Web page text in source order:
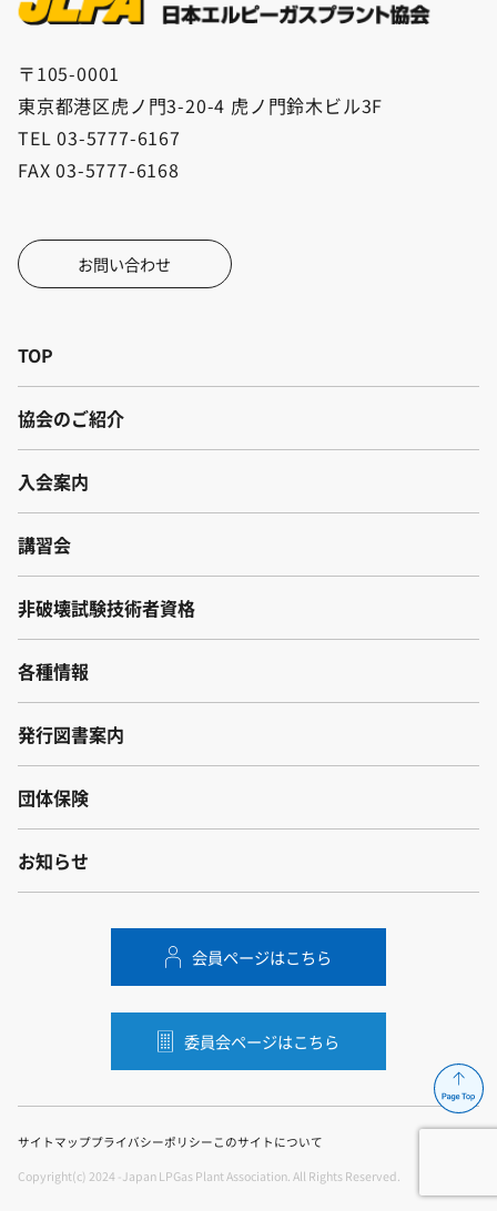
〒105-0001
東京都港区虎ノ門3-20-4 虎ノ門鈴木ビル3F
TEL 03-5777-6167
FAX 03-5777-6168
お問い合わせ
TOP
協会のご紹介
入会案内
講習会
非破壊試験技術者資格
各種情報
発行図書案内
団体保険
お知らせ
会員ページはこちら
委員会ページはこちら
サイトマッププライバシーポリシー このサイトについて
Copyright(c) 2024 -Japan LPGas Plant Association. All Rights Reserved.